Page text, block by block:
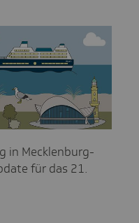
in Mecklenburg-
für das 21.